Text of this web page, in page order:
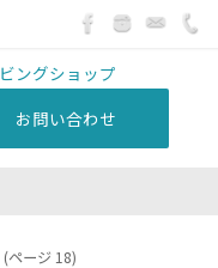
お問い合わせ
(ページ 18)